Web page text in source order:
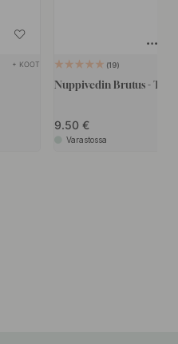
+ KOOT 19
Nuppivedin Brutus -
9.50
Varastossa